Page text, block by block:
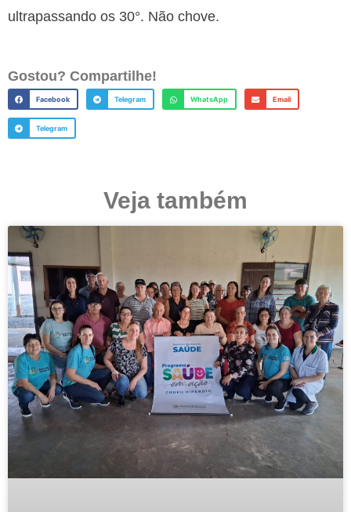
ultrapassando os 30°. Não chove.
Gostou? Compartilhe!
Facebook Telegram WhatsApp Email
Telegram
Veja também